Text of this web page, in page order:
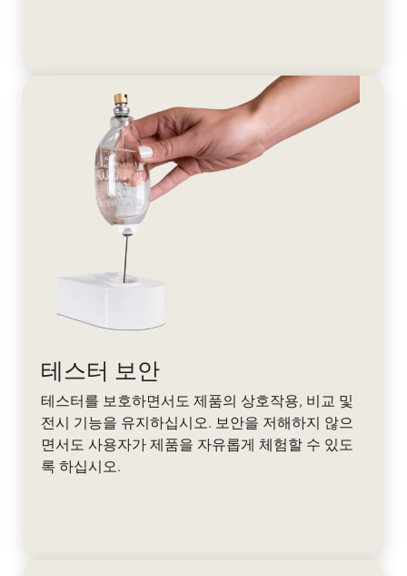
테스터 보안
테스터를 보호하면서도 제품의 상호작용, 비교 및
전시 기능을 유지하십시오. 보안을 저해하지 않으
면서도 사용자가 제품을 자유롭게 체험할 수 있도
록 하십시오.